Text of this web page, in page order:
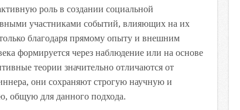
роль в создании социальной
участниками событий, влияющих на их
благодаря прямому опыту и внешним
формируется через наблюдение или на основе
теории значительно отличаются от
они сохраняют строгую научную и
общую для данного подхода.